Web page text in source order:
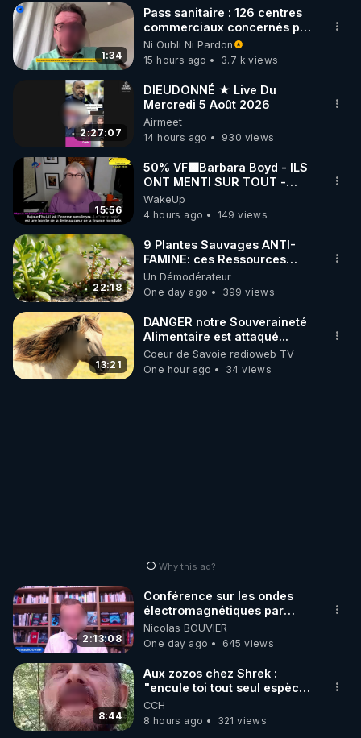
▶ Instagram RDLR :
https://www.instagram.com/rdlr_thierrycasasnovas/
1:34
Pass sanitaire : 126 centres
commerciaux concernés par
l'obligation dans toute la
France
Ni Oubli Ni Pardon
15 hours ago
3.7 k views
2:27:07
DIEUDONNÉ ★ Live Du
Mercredi 5 Août 2026
Airmeet
14 hours ago
930 views
15:56
50% VF🟩Barbara Boyd - ILS
ONT MENTI SUR TOUT -
Jocelyne Traduction
WakeUp
4 hours ago
149 views
22:18
9 Plantes Sauvages ANTI-
FAMINE: ces Ressources
JARDIN&des Haies
Un Démodérateur
One day ago
399 views
13:21
DANGER notre Souveraineté
Alimentaire est attaqué...
Coeur de Savoie radioweb TV
One hour ago
34 views
Why this ad?
2:13:08
Conférence sur les ondes
électromagnétiques par
Grégoire Caustru et Bart de
Wever !
Nicolas BOUVIER
One day ago
645 views
8:44
Aux zozos chez Shrek :
"encule toi tout seul espèce
de mal polish"
CCH
8 hours ago
321 views